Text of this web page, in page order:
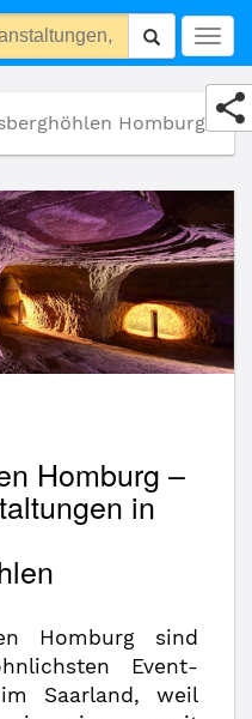
Homburg
Homburg –
in
Homburg sind
Event-
Saarland, weil